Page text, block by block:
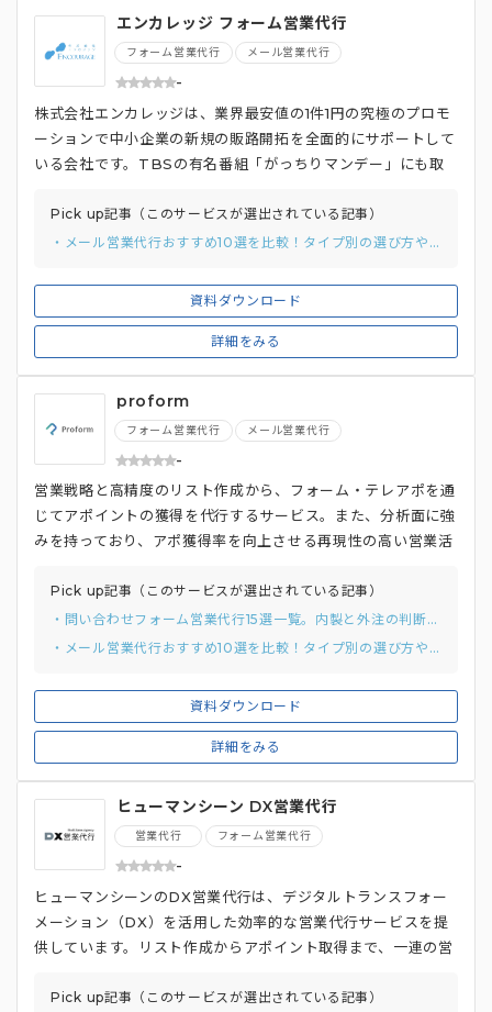
エンカレッジ フォーム営業代行
フォーム営業代行 メール営業代行
-
資料ダウンロード
詳細をみる
株式会社エンカレッジは、業界最安値の1件1円の究極のプロモ
ーションで中小企業の新規の販路開拓を全面的にサポートして
いる会社です。TBSの有名番組「がっちりマンデー」にも取
Pick up記事（このサービスが選出されている記事）
・メール営業代行おすすめ10選を比較！タイプ別の選び方や費用相場を徹底解説
proform
フォーム営業代行 メール営業代行
-
資料ダウンロード
詳細をみる
営業戦略と高精度のリスト作成から、フォーム・テレアポを通
じてアポイントの獲得を代行するサービス。また、分析面に強
みを持っており、アポ獲得率を向上させる再現性の高い営業活
Pick up記事（このサービスが選出されている記事）
・問い合わせフォーム営業代行15選一覧。内製と外注の判断基準から徹底解説
・メール営業代行おすすめ10選を比較！タイプ別の選び方や費用相場を徹底解説
ヒューマンシーン DX営業代行
営業代行 フォーム営業代行
-
ヒューマンシーンのDX営業代行は、デジタルトランスフォー
メーション（DX）を活用した効率的な営業代行サービスを提
供しています。リスト作成からアポイント取得まで、一連の営
プロフェッショナルチームが最新のテクノロジーを駆使して、
Pick up記事（このサービスが選出されている記事）